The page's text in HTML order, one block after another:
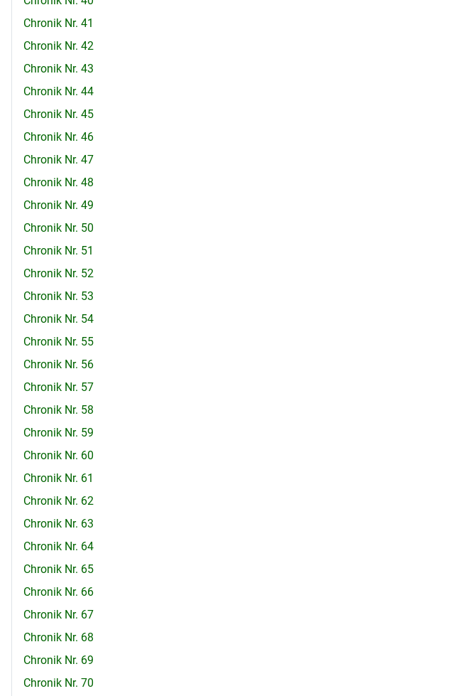
Chronik Nr. 41
Chronik Nr. 42
Chronik Nr. 43
Chronik Nr. 44
Chronik Nr. 45
Chronik Nr. 46
Chronik Nr. 47
Chronik Nr. 48
Chronik Nr. 49
Chronik Nr. 50
Chronik Nr. 51
Chronik Nr. 52
Chronik Nr. 53
Chronik Nr. 54
Chronik Nr. 55
Chronik Nr. 56
Chronik Nr. 57
Chronik Nr. 58
Chronik Nr. 59
Chronik Nr. 60
Chronik Nr. 61
Chronik Nr. 62
Chronik Nr. 63
Chronik Nr. 64
Chronik Nr. 65
Chronik Nr. 66
Chronik Nr. 67
Chronik Nr. 68
Chronik Nr. 69
Chronik Nr. 70